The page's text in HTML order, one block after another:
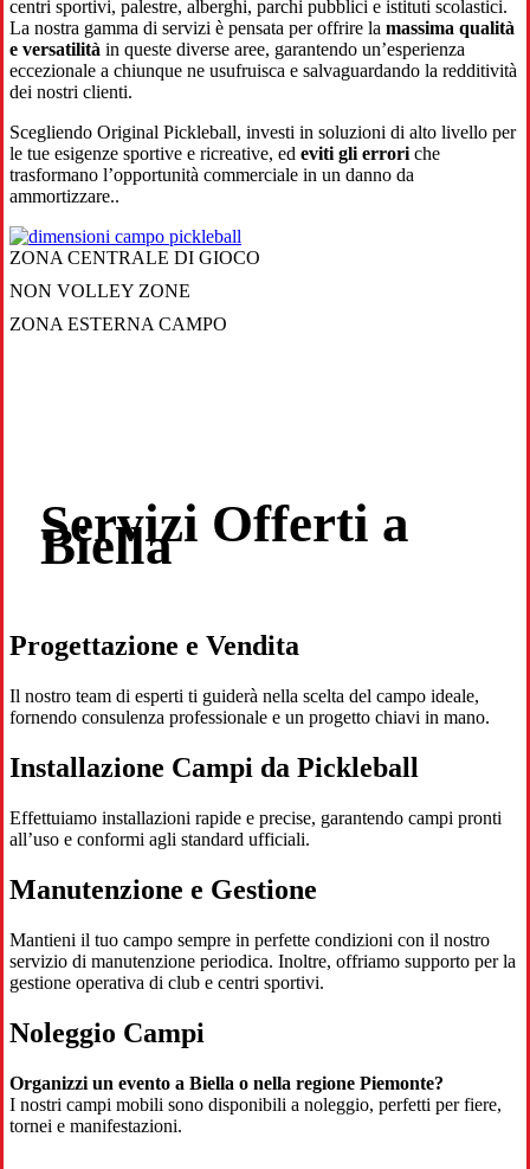
centri sportivi, palestre, alberghi, parchi pubblici e istituti scolastici.
La nostra gamma di servizi è pensata per offrire la massima qualità
e versatilità in queste diverse aree, garantendo un’esperienza
eccezionale a chiunque ne usufruisca e salvaguardando la redditività
dei nostri clienti.
Scegliendo Original Pickleball, investi in soluzioni di alto livello per
le tue esigenze sportive e ricreative, ed eviti gli errori che
trasformano l’opportunità commerciale in un danno da
ammortizzare..
ZONA CENTRALE DI GIOCO
NON VOLLEY ZONE
ZONA ESTERNA CAMPO
Servizi Offerti a
Biella
Progettazione e Vendita
Il nostro team di esperti ti guiderà nella scelta del campo ideale,
fornendo consulenza professionale e un progetto chiavi in mano.
Installazione Campi da Pickleball
Effettuiamo installazioni rapide e precise, garantendo campi pronti
all’uso e conformi agli standard ufficiali.
Manutenzione e Gestione
Mantieni il tuo campo sempre in perfette condizioni con il nostro
servizio di manutenzione periodica. Inoltre, offriamo supporto per la
gestione operativa di club e centri sportivi.
Noleggio Campi
Organizzi un evento a Biella o nella regione Piemonte?
I nostri campi mobili sono disponibili a noleggio, perfetti per fiere,
tornei e manifestazioni.